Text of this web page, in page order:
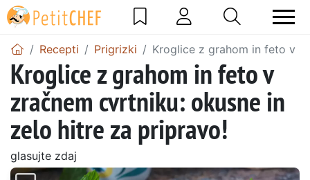
Recepti Prigrizki Kroglice z grahom in feto v
Kroglice z grahom in feto v
zračnem cvrtniku: okusne in
zelo hitre za pripravo!
glasujte zdaj